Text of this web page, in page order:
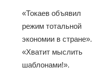
«Токаев объявил
режим тотальной
экономии в стране».
«Хватит мыслить
шаблонами!».